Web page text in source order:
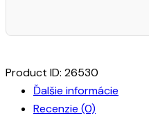
Product ID: 26530
Ďalšie informácie
Recenzie (0)